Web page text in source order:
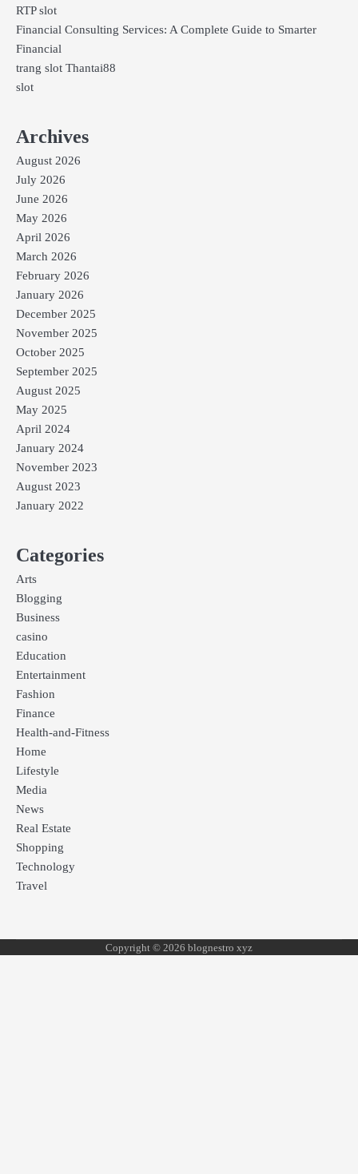
RTP slot
Financial Consulting Services: A Complete Guide to Smarter
Financial
trang slot Thantai88
slot
Archives
August 2026
July 2026
June 2026
May 2026
April 2026
March 2026
February 2026
January 2026
December 2025
November 2025
October 2025
September 2025
August 2025
May 2025
April 2024
January 2024
November 2023
August 2023
January 2022
Categories
Arts
Blogging
Business
casino
Education
Entertainment
Fashion
Finance
Health-and-Fitness
Home
Lifestyle
Media
News
Real Estate
Shopping
Technology
Travel
Copyright © 2026 blognestro xyz